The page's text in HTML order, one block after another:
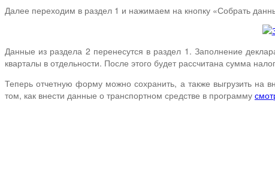
Далее переходим в раздел 1 и нажимаем на кнопку «Собрать
Данные из раздела 2 перенесутся в раздел 1. Заполнение
кварталы в отдельности. После этого будет рассчитана сумма
Теперь отчетную форму можно сохранить, а также выгрузить на
том, как внести данные о транспортном средстве в программу